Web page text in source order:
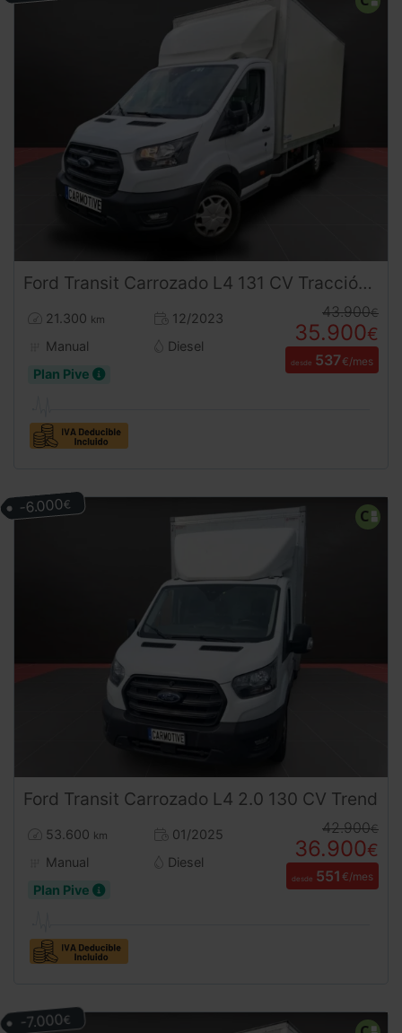
Ford Transit Carrozado L4 131 CV Tracción Trasera
21.300 km
12/2023
Manual
Diesel
Plan Pive
43.900€
35.900€
desde 537€/mes
Ford Transit Carrozado L4 2.0 130 CV Trend
53.600 km
01/2025
Manual
Diesel
Plan Pive
42.900€
36.900€
desde 551 €/mes
-6.000€
-7.000€